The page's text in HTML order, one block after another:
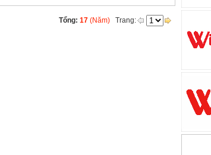
Tổng: 17 (Năm) Trang: